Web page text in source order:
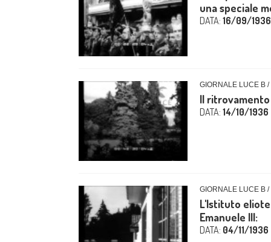
una speciale
DATA: 16/09/1936
GIORNALE LUCE B
Il ritrovamento
DATA: 14/10/1936
GIORNALE LUCE B
L'Istituto
Emanuele III:
DATA: 04/11/1936